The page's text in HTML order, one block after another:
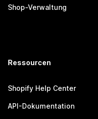
Shop-Verwaltung
Ressourcen
Shopify Help Center
API-Dokumentation